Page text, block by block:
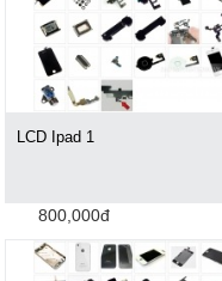
LCD Ipad 1
800,000đ